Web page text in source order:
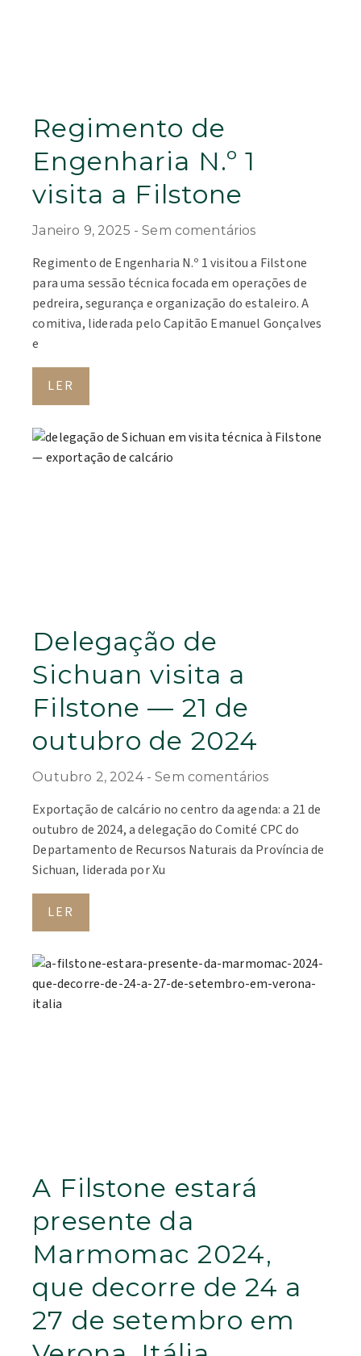
Regimento de
Engenharia N.º 1
visita a Filstone
Janeiro 9, 2025 Sem comentários
Regimento de Engenharia N.º 1 visitou a Filstone
para uma sessão técnica focada em operações de
pedreira, segurança e organização do estaleiro. A
comitiva, liderada pelo Capitão Emanuel Gonçalves
e
LER
Delegação de
Sichuan visita a
Filstone — 21 de
outubro de 2024
Outubro 2, 2024 Sem comentários
Exportação de calcário no centro da agenda: a 21 de
outubro de 2024, a delegação do Comité CPC do
Departamento de Recursos Naturais da Província de
Sichuan, liderada por Xu
LER
A Filstone estará
presente da
Marmomac 2024,
que decorre de 24 a
27 de setembro em